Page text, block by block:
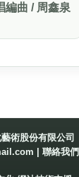
編曲 / 周鑫泉
術股份有限公司
聯絡我們